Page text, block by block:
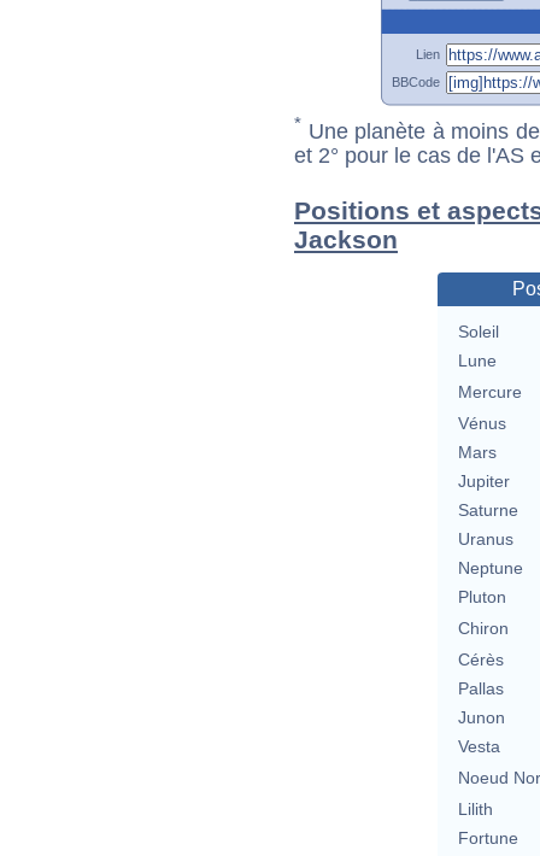
Lien
BBCode
* Une planète à moins
et 2° pour le cas de l'AS
Positions et
Jackson
Soleil
Lune
Mercure
Vénus
Mars
Jupiter
Saturne
Uranus
Neptune
Pluton
Chiron
Cérès
Pallas
Junon
Vesta
Noeud
Lilith
Fortune